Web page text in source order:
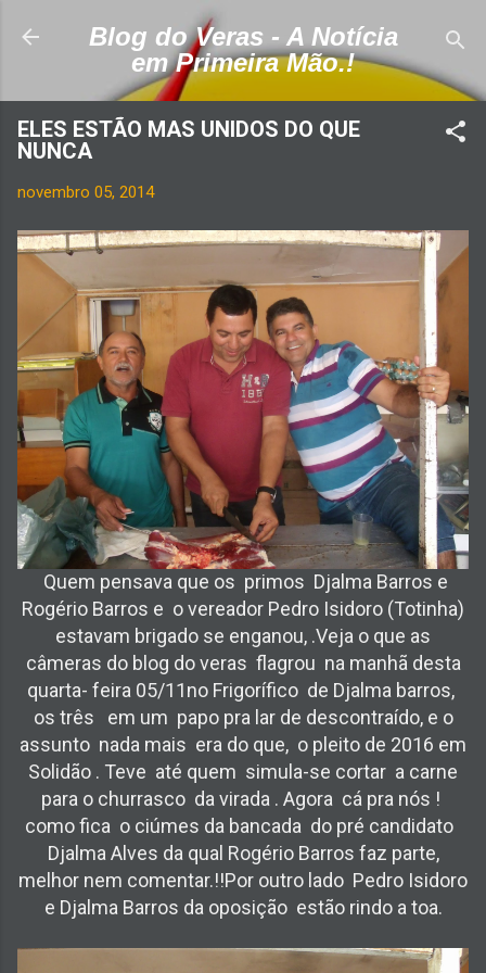
Pular para o conteúdo principal
Blog do Veras - A Notícia
em Primeira Mão.!
ELES ESTÃO MAS UNIDOS DO QUE
NUNCA
novembro 05, 2014
Quem pensava que os primos Djalma Barros e
Rogério Barros e o vereador Pedro Isidoro (Totinha)
estavam brigado se enganou, .Veja o que as
câmeras do blog do veras flagrou na manhã desta
quarta- feira 05/11no Frigorífico de Djalma barros,
os três em um papo pra lar de descontraído, e o
assunto nada mais era do que, o pleito de 2016 em
Solidão . Teve até quem simula-se cortar a carne
para o churrasco da virada . Agora cá pra nós !
como fica o ciúmes da bancada do pré candidato
Djalma Alves da qual Rogério Barros faz parte,
melhor nem comentar.!!Por outro lado Pedro Isidoro
e Djalma Barros da oposição estão rindo a toa.